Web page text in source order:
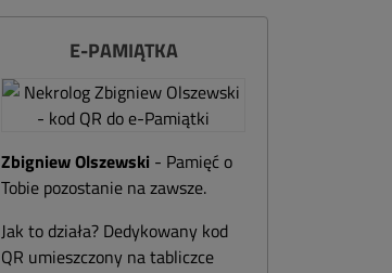
E-PAMIĄTKA
Zbigniew Olszewski - Pamięć o
Tobie pozostanie na zawsze.
Jak to działa? Dedykowany kod
QR umieszczony na tabliczce